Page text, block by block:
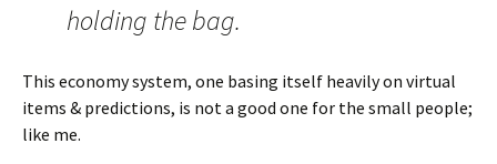
holding the bag.
This economy system, one basing itself heavily on virtual
items & predictions, is not a good one for the small people;
like me.